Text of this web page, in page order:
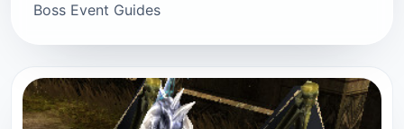
Boss Event Guides